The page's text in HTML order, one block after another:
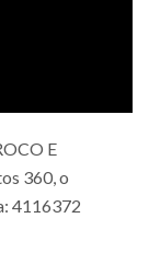
E
360, o
4116372